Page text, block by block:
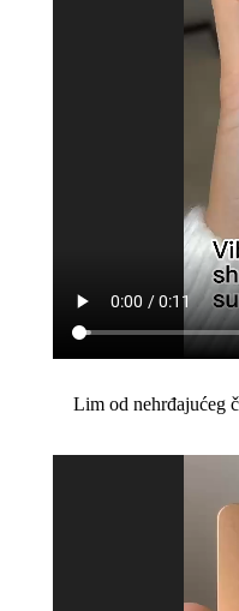
Lim od nehrđajućeg